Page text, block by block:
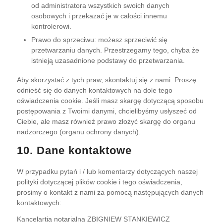
od administratora wszystkich swoich danych
osobowych i przekazać je w całości innemu
kontrolerowi.
Prawo do sprzeciwu: możesz sprzeciwić się
przetwarzaniu danych. Przestrzegamy tego, chyba że
istnieją uzasadnione podstawy do przetwarzania.
Aby skorzystać z tych praw, skontaktuj się z nami. Proszę
odnieść się do danych kontaktowych na dole tego
oświadczenia cookie. Jeśli masz skargę dotyczącą sposobu
postępowania z Twoimi danymi, chcielibyśmy usłyszeć od
Ciebie, ale masz również prawo złożyć skargę do organu
nadzorczego (organu ochrony danych).
10. Dane kontaktowe
W przypadku pytań i / lub komentarzy dotyczących naszej
polityki dotyczącej plików cookie i tego oświadczenia,
prosimy o kontakt z nami za pomocą następujących danych
kontaktowych:
Kancelartia notarialna ZBIGNIEW STANKIEWICZ